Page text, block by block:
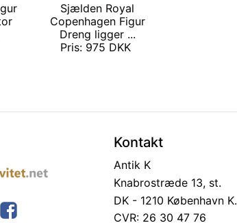
Sjælden Royal
Copenhagen Figur
Dreng ligger ...
Pris: 975 DKK
Kontakt
Antik K
Knabrostræde 13, st.
DK - 1210 København K.
CVR: 26 30 47 76